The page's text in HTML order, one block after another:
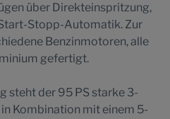
über Direkteinspritzung,
Stopp-Automatik. Zur
Benzinmotoren, alle
gefertigt.
steht der 95 PS starke 3-
Kombination mit einem 5-